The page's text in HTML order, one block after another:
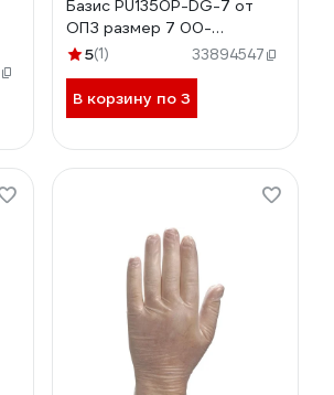
Базис PU1350P-DG-7 от
ОПЗ размер 7 00-
00016027
5(1) 33894547
В корзину по 3